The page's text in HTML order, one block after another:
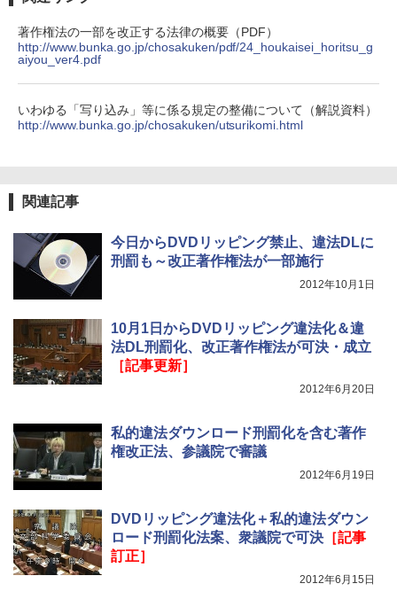
著作権法の一部を改正する法律の概要（PDF）
http://www.bunka.go.jp/chosakuken/pdf/24_houkaisei_horitsu_g
aiyou_ver4.pdf
いわゆる「写り込み」等に係る規定の整備について（解説資料）
http://www.bunka.go.jp/chosakuken/utsurikomi.html
関連記事
今日からDVDリッピング禁止、違法DLに
刑罰も～改正著作権法が一部施行
2012年10月1日
10月1日からDVDリッピング違法化＆違
法DL刑罰化、改正著作権法が可決・成立
［記事更新］
2012年6月20日
私的違法ダウンロード刑罰化を含む著作
権改正法、参議院で審議
2012年6月19日
DVDリッピング違法化＋私的違法ダウン
ロード刑罰化法案、衆議院で可決［記事
訂正］
2012年6月15日